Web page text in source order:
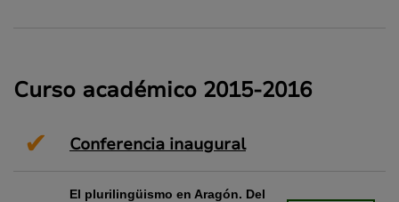
Curso académico 2015-2016
✔ Conferencia inaugural
El plurilingüismo en Aragón. Del